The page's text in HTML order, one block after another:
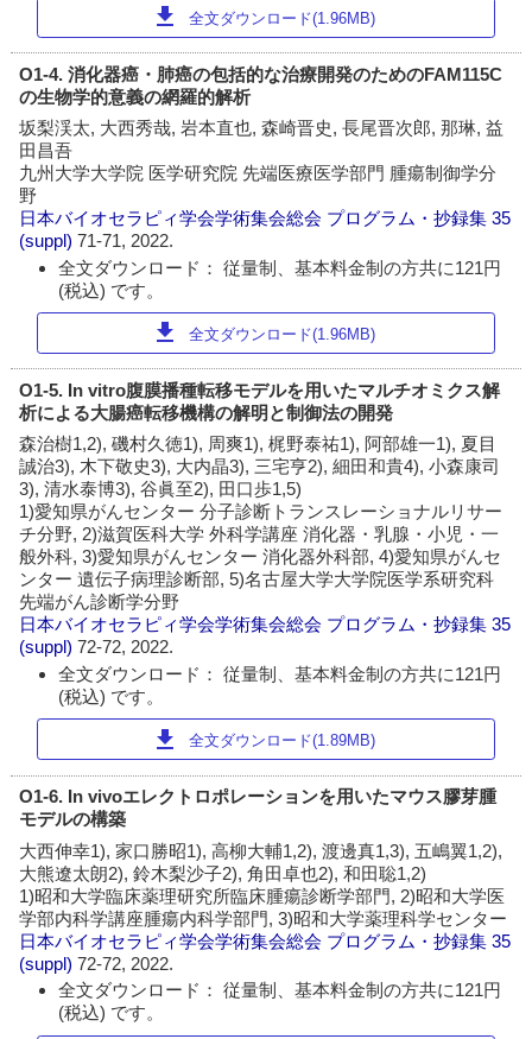
download 全文ダウンロード(1.96MB)
O1-4. 消化器癌・肺癌の包括的な治療開発のためのFAM115C
の生物学的意義の網羅的解析
坂梨渓太, 大西秀哉, 岩本直也, 森崎晋史, 長尾晋次郎, 那琳, 益
田昌吾
九州大学大学院 医学研究院 先端医療医学部門 腫瘍制御学分
野
日本バイオセラピィ学会学術集会総会 プログラム・抄録集 35
(suppl)71-71, 2022.
全文ダウンロード： 従量制、基本料金制の方共に121円
(税込) です。
download 全文ダウンロード(1.96MB)
O1-5. In vitro腹膜播種転移モデルを用いたマルチオミクス解
析による大腸癌転移機構の解明と制御法の開発
森治樹1,2), 磯村久徳1), 周爽1), 梶野泰祐1), 阿部雄一1), 夏目
誠治3), 木下敬史3), 大内晶3), 三宅亨2), 細田和貴4), 小森康司
3), 清水泰博3), 谷眞至2), 田口歩1,5)
1)愛知県がんセンター 分子診断トランスレーショナルリサー
チ分野, 2)滋賀医科大学 外科学講座 消化器・乳腺・小児・一
般外科, 3)愛知県がんセンター 消化器外科部, 4)愛知県がんセ
ンター 遺伝子病理診断部, 5)名古屋大学大学院医学系研究科
先端がん診断学分野
日本バイオセラピィ学会学術集会総会 プログラム・抄録集 35
(suppl)72-72, 2022.
全文ダウンロード： 従量制、基本料金制の方共に121円
(税込) です。
download 全文ダウンロード(1.89MB)
O1-6. In vivoエレクトロポレーションを用いたマウス膠芽腫
モデルの構築
大西伸幸1), 家口勝昭1), 高柳大輔1,2), 渡邊真1,3), 五嶋翼1,2),
大熊遼太朗2), 鈴木梨沙子2), 角田卓也2), 和田聡1,2)
1)昭和大学臨床薬理研究所臨床腫瘍診断学部門, 2)昭和大学医
学部内科学講座腫瘍内科学部門, 3)昭和大学薬理科学センター
日本バイオセラピィ学会学術集会総会 プログラム・抄録集 35
(suppl)72-72, 2022.
全文ダウンロード： 従量制、基本料金制の方共に121円
(税込) です。